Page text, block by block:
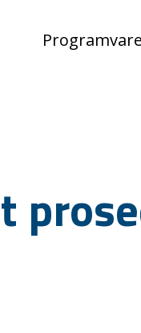
Programvare